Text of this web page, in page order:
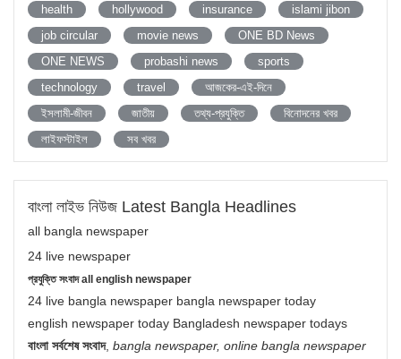
health
hollywood insurance
islami jibon
job circular
movie news
ONE BD News
ONE NEWS
probashi news
sports
technology
travel
আজকের-এই-দিনে
ইসলামী-জীবন
জাতীয় তথ্য-প্রযুক্তি
বিনোদনের খবর
লাইফস্টাইল
সব খবর
বাংলা লাইভ নিউজ Latest Bangla Headlines
all bangla newspaper
24 live newspaper
প্রযুক্তি সংবাদ all english newspaper
24 live bangla newspaper bangla newspaper today
english newspaper today Bangladesh newspaper todays
বাংলা সর্বশেষ সংবাদ, bangla newspaper, online bangla newspaper